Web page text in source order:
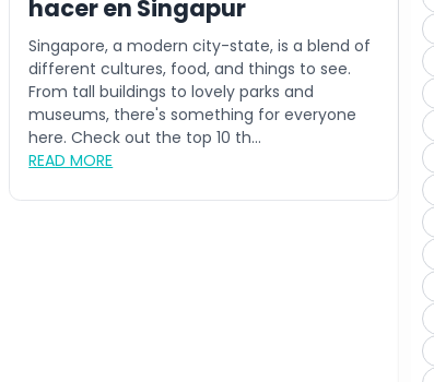
hacer en Singapur
Singapore, a modern city-state, is a blend of
different cultures, food, and things to see.
From tall buildings to lovely parks and
museums, there's something for everyone
here. Check out the top 10 th...
READ MORE